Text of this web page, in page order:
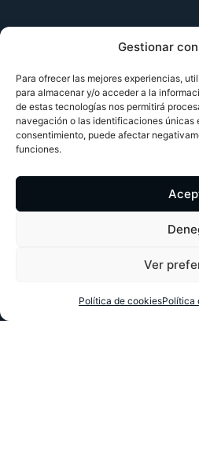
Gestionar
Para ofrecer las mejores experiencias,
para almacenar y/o acceder a la
de estas tecnologías nos permitirá
navegación o las identificaciones únicas
consentimiento, puede afectar
funciones.
Ver
Política de cookiesPolítica
EMAIL:
Lucena –
Política de
Política de